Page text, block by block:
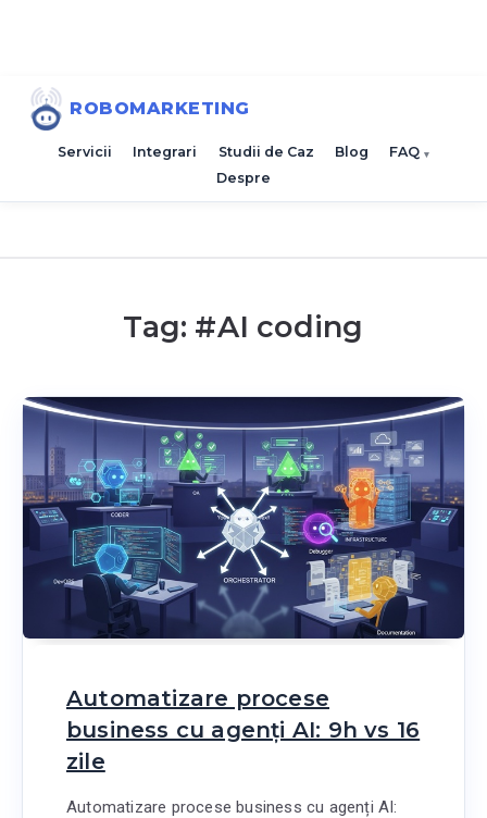
ROBOMARKETING
Servicii Integrari Studii de Caz Blog
FAQ
Despre
Tag: #AI coding
Automatizare procese
business cu agenți AI: 9h vs 16
zile
Automatizare procese business cu agenți AI: